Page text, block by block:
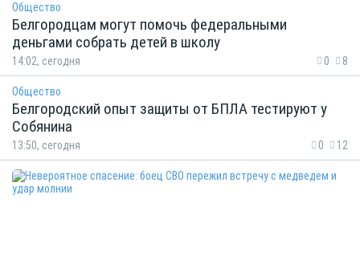
Общество
Белгородцам могут помочь федеральными
деньгами собрать детей в школу
14:02, сегодня 0 8
Общество
Белгородский опыт защиты от БПЛА тестируют у
Собянина
13:50, сегодня 0 12